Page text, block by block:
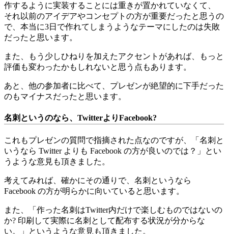
作するように実装することには重きが置かれていなくて、
それ以前のアイデアやコンセプトの方が重要だったと思うの
で、本当に3日で作れてしまうようなテーマにしたのは失敗
だったと思います。
また、もう少しひねりを加えたアクセントがあれば、もっと
評価も変わったかもしれないと思う点もあります。
あと、他の参加者に比べて、プレゼンが絶望的に下手だった
のもマイナスだったと思います。
名刺というのなら、TwitterよりFacebook?
これもプレゼンの質問で指摘された点なのですが、「名刺と
いうなら Twitter よりも Facebook の方が良いのでは？」とい
うような意見も頂きました。
考えてみれば、確かにその通りで、名刺というなら
Facebook の方が明らかに向いていると思います。
また、「作った名刺はTwitter内だけで楽しむものではないの
か? 印刷して実際に名刺として配布する状況が分からな
い。」というような意見も頂きました。